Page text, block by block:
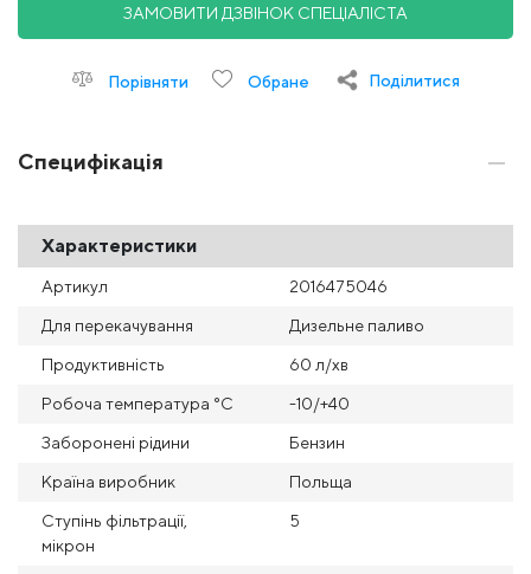
ЗАМОВИТИ ДЗВІНОК СПЕЦІАЛІСТА
Порівняти Обране Поділитися
Специфікація
Характеристики
Артикул 2016475046
Для перекачування Дизельне паливо
Продуктивність 60 л/хв
Робоча температура °С -10/+40
Заборонені рідини Бензин
Країна виробник Польща
Ступінь фільтрації,
мікрон
5